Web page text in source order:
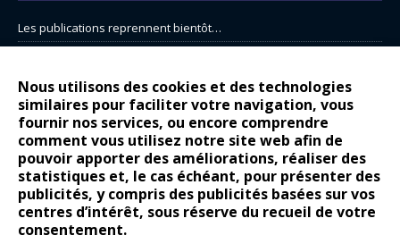
Nous utilisons des cookies et des technologies
similaires pour faciliter votre navigation, vous
fournir nos services, ou encore comprendre
comment vous utilisez notre site web afin de
pouvoir apporter des améliorations, réaliser des
statistiques et, le cas échéant, pour présenter des
publicités, y compris des publicités basées sur vos
centres d’intérêt, sous réserve du recueil de votre
consentement.
Les publications reprennent bientôt…
14 juillet : nouveau film de marque pour Citroën
Renault Espace : voyage, voyage…
Peugeot E-208 GTi : naissance d’une légende
COMMENTAIRES RÉCENTS
Bernard DardartdansDacia Sandero : pour les gens vrais